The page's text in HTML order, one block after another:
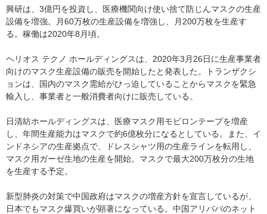
興研は、3億円を投資し、医療機関向け使い捨て防じんマスクの生産
設備を増強。月60万枚の生産設備を増強し、月200万枚を生産す
る。稼働は2020年8月頃。
ヘリオス テクノ ホールディングスは、2020年3月26日に生産事業者
向けのマスク生産設備の販売を開始したと発表した。トランザクシ
ョンは、国内のマスク需給がひっ迫していることからマスクを緊急
輸入し、事業者と一般消費者向けに販売している。
日清紡ホールディングスは、医療マスク用モビロンテープを増産
し、年間生産能力はマスクで約6億枚分になるとしている。また、イ
ンドネシアの生産拠点で、ドレスシャツ用の生産ラインを転用し、
マスク用ガーゼ生地の生産を開始。マスクで最大200万枚分の生地
を生産する予定。
新型肺炎の対策で中国政府はマスクの増産方針を宣言しているが、
日本でもマスク爆買いが顕著になっている。中国アリババのネット